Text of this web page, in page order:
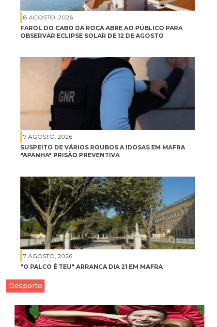
8 AGOSTO, 2026
FAROL DO CABO DA ROCA ABRE AO PÚBLICO PARA
OBSERVAR ECLIPSE SOLAR DE 12 DE AGOSTO
7 AGOSTO, 2026
SUSPEITO DE VÁRIOS ROUBOS A IDOSAS EM MAFRA
"APANHA" PRISÃO PREVENTIVA
7 AGOSTO, 2026
"O PALCO É TEU" ARRANCA DIA 21 EM MAFRA
Desporto